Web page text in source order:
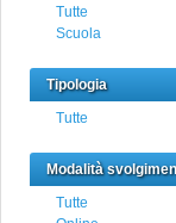
Tutte
Scuola
Tipologia
Tutte
Modalità
Tutte